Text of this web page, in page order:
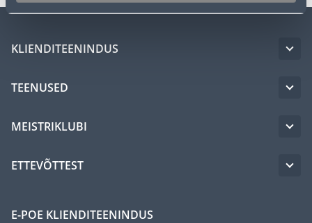
KLIENDITEENINDUS
TEENUSED
MEISTRIKLUBI
ETTEVÕTTEST
E-POE KLIENDITEENINDUS